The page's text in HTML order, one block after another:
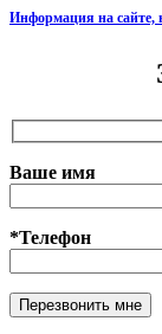
Информация на сайте,
Ваше имя
*Телефон
Оставьте это